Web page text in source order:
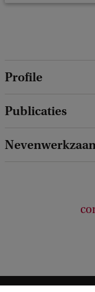
Profile
Publicaties